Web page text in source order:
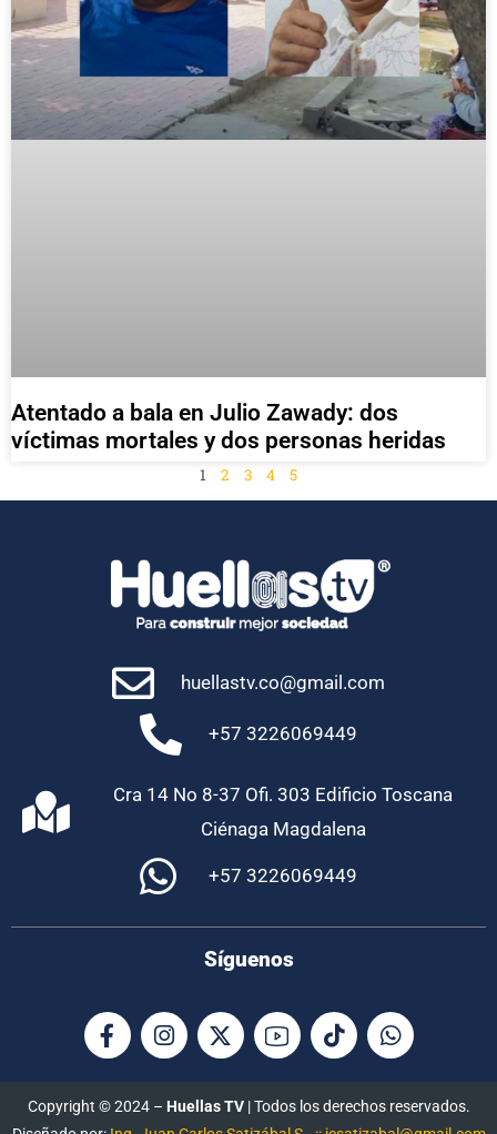
Atentado a bala en Julio Zawady: dos
víctimas mortales y dos personas heridas
1 2 3 4 5
huellastv.co@gmail.com
+57 3226069449
Cra 14 No 8-37 Ofi. 303 Edificio Toscana
Ciénaga Magdalena
+57 3226069449
Síguenos
Copyright © 2024 – Huellas TV| Todos los derechos reservados.